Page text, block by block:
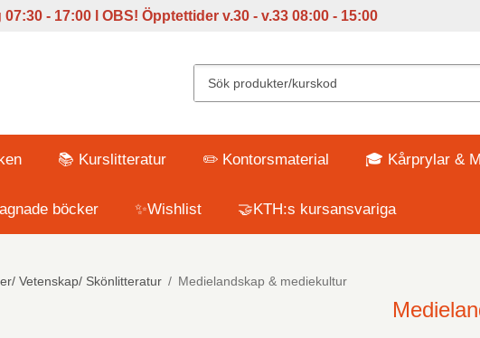
- 17:00 l OBS! Öpptettider v.30 - v.33 08:00 - 15:00
📚 Kurslitteratur ✏️ Kontorsmaterial 🎓 Kårprylar &
böcker ✨Wishlist 🤝KTH:s kursansvariga
Vetenskap/ Skönlitteratur / Medielandskap & mediekultur